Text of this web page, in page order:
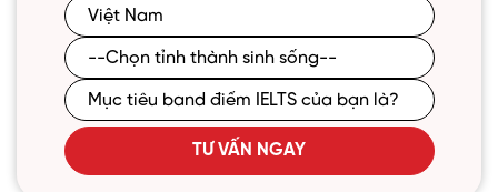
Cơ sở Xuân Thủy, TP Hà Nội
Địa chỉ: Số 169 Xuân Thủy, phường Cầu Giấy, TP
Hà Nội
TƯ VẤN NGAY